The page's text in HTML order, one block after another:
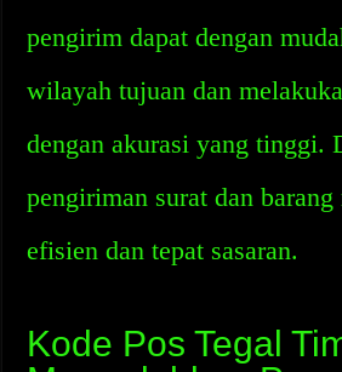
pengirim dapat dengan
wilayah tujuan dan
dengan akurasi yang tinggi.
pengiriman surat dan
efisien dan tepat sasaran.
Kode Pos Tegal